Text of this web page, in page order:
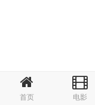
首页 电影